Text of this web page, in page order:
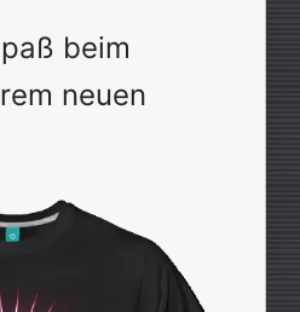
beim
neuen